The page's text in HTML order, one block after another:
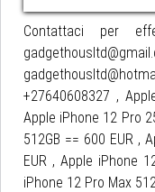
Contattaci per
+27640608327 ,
Apple iPhone 12 Pro
512GB == 600 EUR ,
EUR , Apple iPhone
iPhone 12 Pro Max